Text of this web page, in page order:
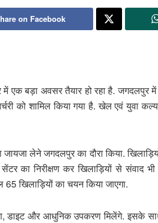
on Facebook
बड़ा अवसर तैयार हो रहा है. जगदलपुर
को शामिल किया गया है. खेल एवं युवा
लेने जगदलपुर का दौरा किया.
सेंटर का निरीक्षण कर खिलाड़ियों से
खिलाड़ियों का चयन किया जाएगा.
डाइट और आधुनिक उपकरण मिलेंगे. इसके